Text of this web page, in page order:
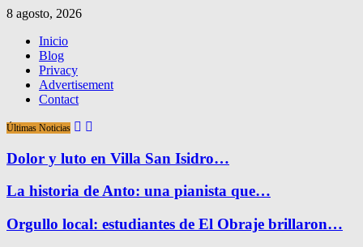
8 agosto, 2026
Inicio
Blog
Privacy
Advertisement
Contact
Últimas Noticias
Dolor y luto en Villa San Isidro…
La historia de Anto: una pianista que…
Orgullo local: estudiantes de El Obraje brillaron…